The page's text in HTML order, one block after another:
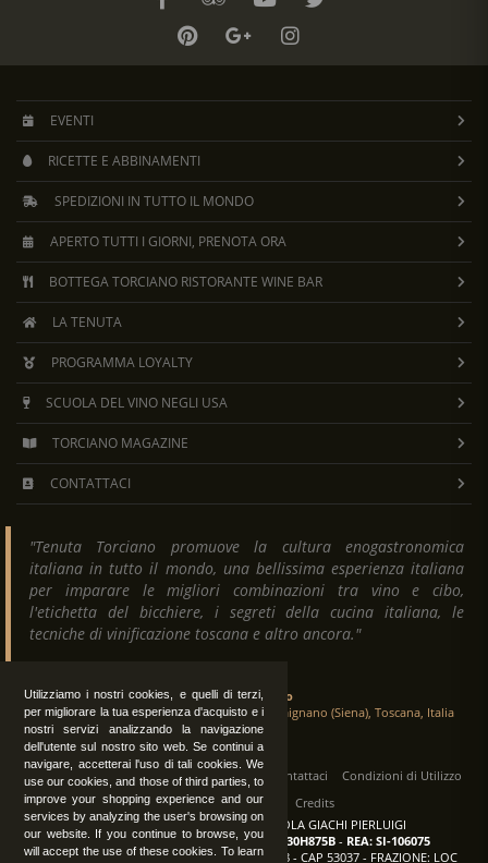
Utilizziamo i nostri cookies, e quelli di terzi,
per migliorare la tua esperienza d'acquisto e i
nostri servizi analizzando la navigazione
dell'utente sul nostro sito web. Se continui a
navigare, accetterai l'uso di tali cookies. We
use our cookies, and those of third parties, to
improve your shopping experience and our
services by analyzing the user's browsing on
our website. If you continue to browse, you
will accept the use of these cookies. To learn
EVENTI
RICETTE E ABBINAMENTI
SPEDIZIONI IN TUTTO IL MONDO
APERTO TUTTI I GIORNI, PRENOTA ORA
BOTTEGA TORCIANO RISTORANTE WINE BAR
LA TENUTA
PROGRAMMA LOYALTY
SCUOLA DEL VINO NEGLI USA
TORCIANO MAGAZINE
CONTATTACI
"Tenuta Torciano promuove la cultura enogastronomica
italiana in tutto il mondo, una bellissima esperienza italiana
per imparare le migliori combinazioni tra vino e cibo,
l'etichetta del bicchiere, i segreti della cucina italiana, le
tecniche di vinificazione toscana e altro ancora."
Tenuta Torciano
Via Crocetta 16, Loc. Ulignano 53037 San Gimignano (Siena), Toscana, Italia
Tutti i diritti sono riservati | Operatori Contattaci
Condizioni di Utilizzo
Privacy
Albo Fornitori
Credits
TENUTA TORCIANO AZIENDA AGRICOLA GIACHI PIERLUIGI
P.IVA: IT00375840527 -C.F.: GCHPLG62C30H875B- REA: SI-106075
Sede: SAN GIMIGNANO (SI) - VIA CROCETTA 18 - CAP 53037 - FRAZIONE: LOC